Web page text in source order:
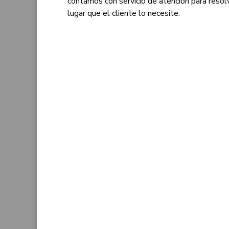
lugar que el cliente lo necesite.